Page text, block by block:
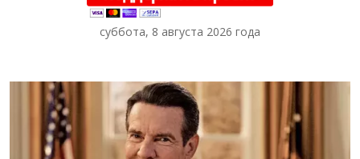
суббота, 8 августа 2026 года